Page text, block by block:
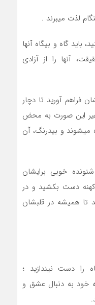
لذت ميبرند .
بايد گاه و بيگاه آنها
آنها را از آزادي
فراهم آوريد تا دچار
غير اين صورت به محض
و بيدرنگ، آن
خوبي برايشان
کهنه دست بکشيد و در
تا هميشه در قلبشان
را دست نيندازيد ؛
خود به دنبال عشق و